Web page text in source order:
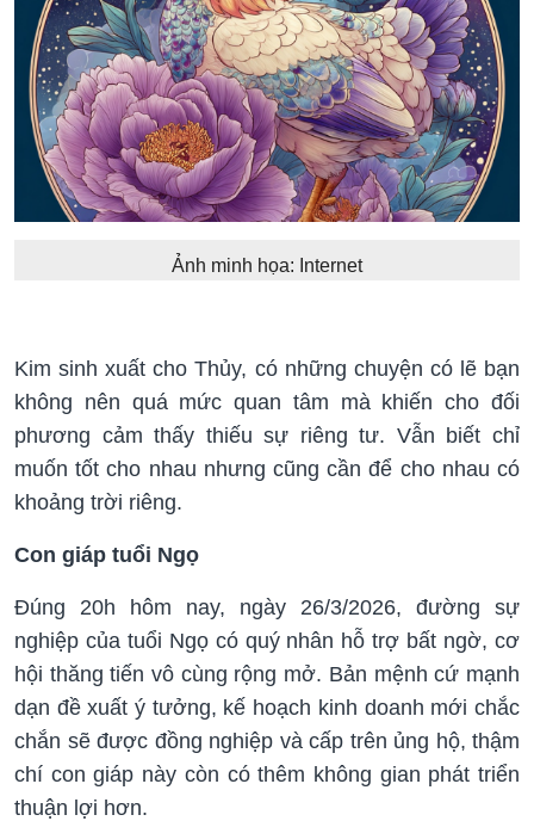
Ảnh minh họa: Internet
Kim sinh xuất cho Thủy, có những chuyện có lẽ bạn
không nên quá mức quan tâm mà khiến cho đối
phương cảm thấy thiếu sự riêng tư. Vẫn biết chỉ
muốn tốt cho nhau nhưng cũng cần để cho nhau có
khoảng trời riêng.
Con giáp tuổi Ngọ
Đúng 20h hôm nay, ngày 26/3/2026, đường sự
nghiệp của tuổi Ngọ có quý nhân hỗ trợ bất ngờ, cơ
hội thăng tiến vô cùng rộng mở. Bản mệnh cứ mạnh
dạn đề xuất ý tưởng, kế hoạch kinh doanh mới chắc
chắn sẽ được đồng nghiệp và cấp trên ủng hộ, thậm
chí con giáp này còn có thêm không gian phát triển
thuận lợi hơn.